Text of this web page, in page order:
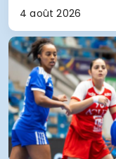
4 août 2026